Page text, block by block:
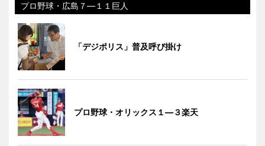
プロ野球・広島７―１１巨人
「デジポリス」普及呼び掛け
プロ野球・オリックス１―３楽天